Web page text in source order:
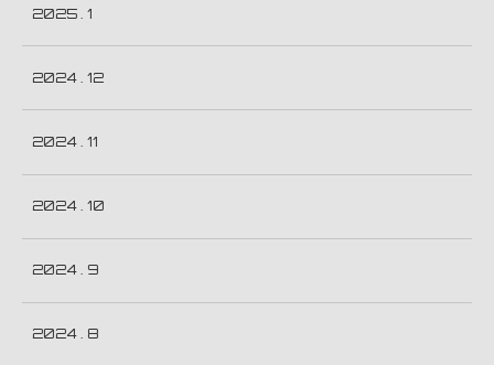
2025 . 1
2024 . 12
2024 . 11
2024 . 10
2024 . 9
2024 . 8